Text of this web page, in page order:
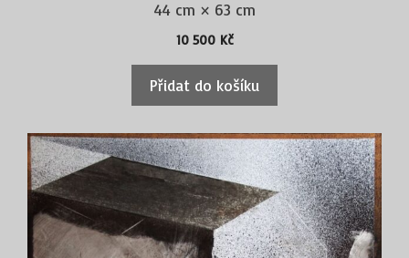
44 cm × 63 cm
10 500 Kč
Přidat do košíku